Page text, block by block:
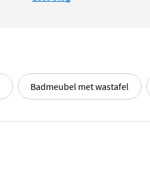
is eenvoudig uit te
je zelf de gewenste
Badmeubel met wastafel